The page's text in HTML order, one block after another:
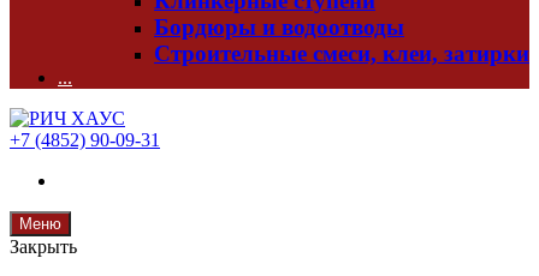
Бордюры и водоотводы
Строительные смеси, клеи, затирки
...
+7 (4852) 90-09-31
Меню
Закрыть